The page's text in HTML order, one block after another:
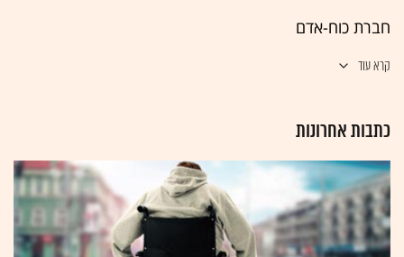
חברת כוח-אדם
קרא עוד
כתבות אחרונות